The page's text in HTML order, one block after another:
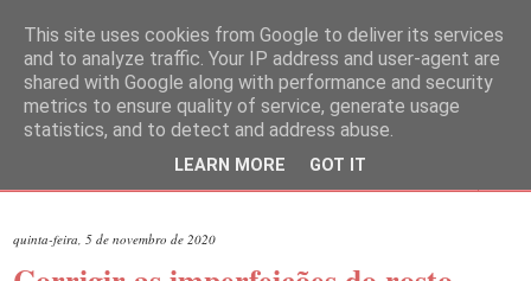
quinta-feira, 5 de novembro de 2020
This site uses cookies from Google to deliver its services
and to analyze traffic. Your IP address and user-agent are
shared with Google along with performance and security
metrics to ensure quality of service, generate usage
statistics, and to detect and address abuse.
LEARN MORE GOT IT